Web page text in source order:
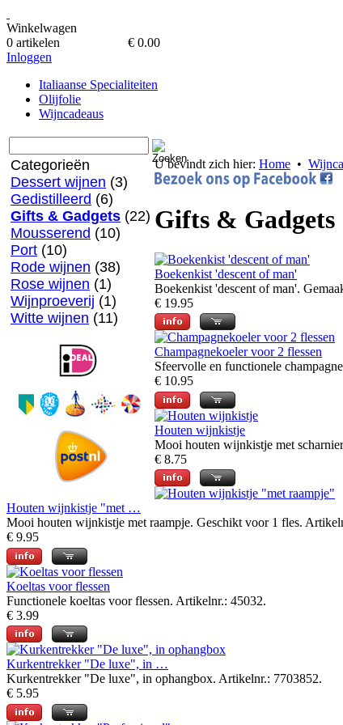
Winkelwagen
0 artikelen
€ 0.00
Inloggen
Italiaanse Specialiteiten
Olijfolie
Wijncadeaus
Categorieën
Dessert wijnen (3)
Gedistilleerd (6)
Gifts & Gadgets (22)
Mousserend (10)
Port (10)
Rode wijnen (38)
Rose wijnen (1)
Wijnproeverij (1)
Witte wijnen (11)
U bevindt zich hier: Home •
Gifts & Gadgets
Boekenkist 'descent of man'
Boekenkist 'descent of man'.
€ 19.95
Champagnekoeler voor 2 flessen
Sfeervolle en functionele
€ 10.95
Houten wijnkistje
Mooi houten wijnkistje met
€ 8.75
Houten wijnkistje "met …
Mooi houten wijnkistje met raampje. Geschikt voor 1 fles.
€ 9.95
Koeltas voor flessen
Functionele koeltas voor flessen. Artikelnr.: 45032.
€ 3.99
Kurkentrekker "De luxe", in …
Kurkentrekker "De luxe", in ophangbox. Artikelnr.: 7703852.
€ 5.95